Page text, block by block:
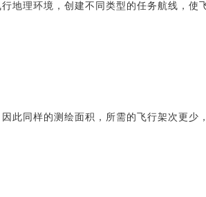
地理环境，创建不同类型的任务航线，
此同样的测绘面积，所需的飞行架次更少